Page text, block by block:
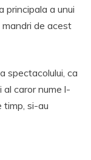
a unui
de acest
spectacolului, ca
caror nume l-
timp, si-au